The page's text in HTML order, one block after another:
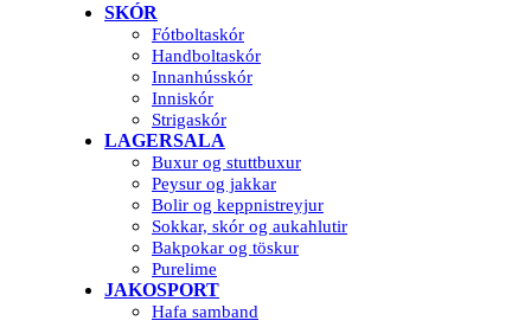
SKÓR
Fótboltaskór
Handboltaskór
Innanhússkór
Inniskór
Strigaskór
LAGERSALA
Buxur og stuttbuxur
Peysur og jakkar
Bolir og keppnistreyjur
Sokkar, skór og aukahlutir
Bakpokar og töskur
Purelime
JAKOSPORT
Hafa samband